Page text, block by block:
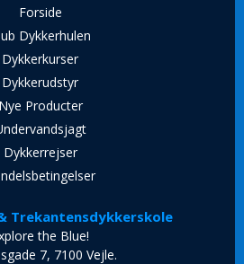
Forside
Dykkerhulen
Dykkerkurser
Dykkerudstyr
Nye Producter
Dykkerrejser
Trekantensdykkerskole
the Blue!
7, 7100 Vejle.